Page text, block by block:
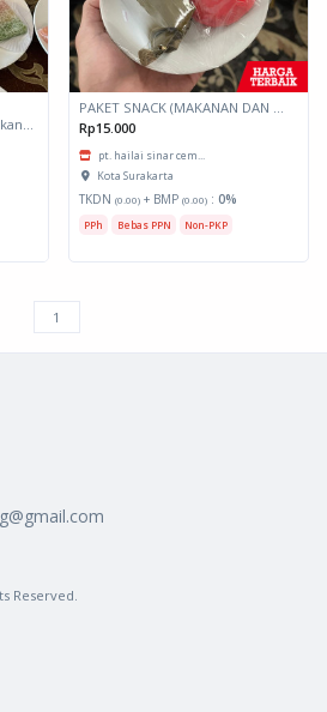
Rp15.000
pt. hailai sinar cem...
Kota Surakarta
TKDN (0.00) + BMP (0.00) : 0%
PPh Bebas PPN Non-PKP
Reserved.